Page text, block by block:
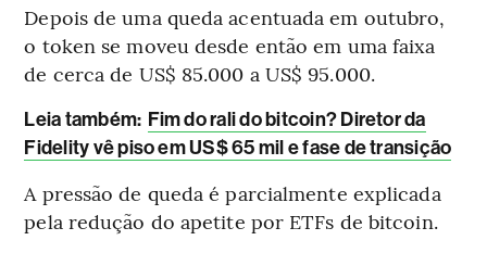
Depois de uma queda acentuada em outubro,
o token se moveu desde então em uma faixa
de cerca de US$ 85.000 a US$ 95.000.
Leia também: Fim do rali do bitcoin? Diretor da
Fidelity vê piso em US$ 65 mil e fase de transição
A pressão de queda é parcialmente explicada
pela redução do apetite por ETFs de bitcoin.